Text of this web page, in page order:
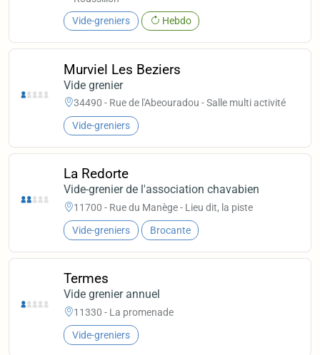
Vide-greniers Hebdo
Murviel Les Beziers
Vide grenier
34490 - Rue de l'Abeouradou - Salle multi activité
Vide-greniers
La Redorte
Vide-grenier de l'association chavabien
11700 - Rue du Manège - Lieu dit, la piste
Vide-greniers Brocante
Termes
Vide grenier annuel
11330 - La promenade
Vide-greniers